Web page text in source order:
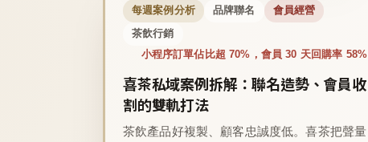
每週案例分析 品牌聯名 會員經營
茶飲行銷
小程序訂單佔比超 70%，會員 30 天回購率 58%
喜茶私域案例拆解：聯名造勢、會員收
割的雙軌打法
茶飲產品好複製、顧客忠誠度低。喜茶把聲量